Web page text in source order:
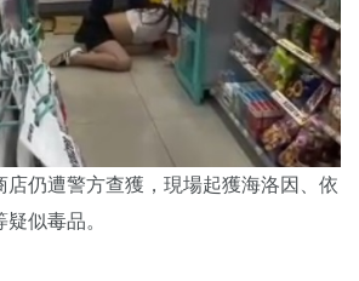
店仍遭警方查獲，現場起獲海洛因、依
似毒品。